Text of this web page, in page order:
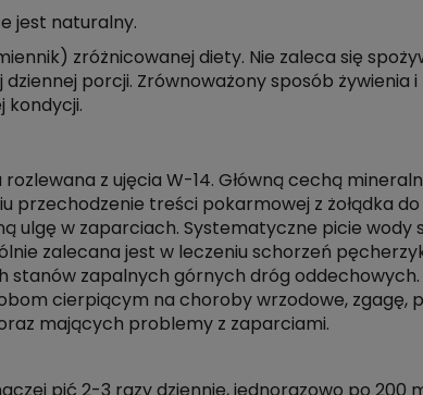
jest naturalny.
zróżnicowanej diety. Nie zaleca się
porcji. Zrównoważony sposób żywienia
kondycji.
z ujęcia W-14. Główną cechą
przechodzenie treści pokarmowej z żołądka
ulgę w zaparciach. Systematyczne picie wody
zalecana jest w leczeniu schorzeń
stanów zapalnych górnych dróg
cierpiącym na choroby wrzodowe, zgagę,
mających problemy z zaparciami.
pić 2-3 razy dziennie, jednorazowo po 200